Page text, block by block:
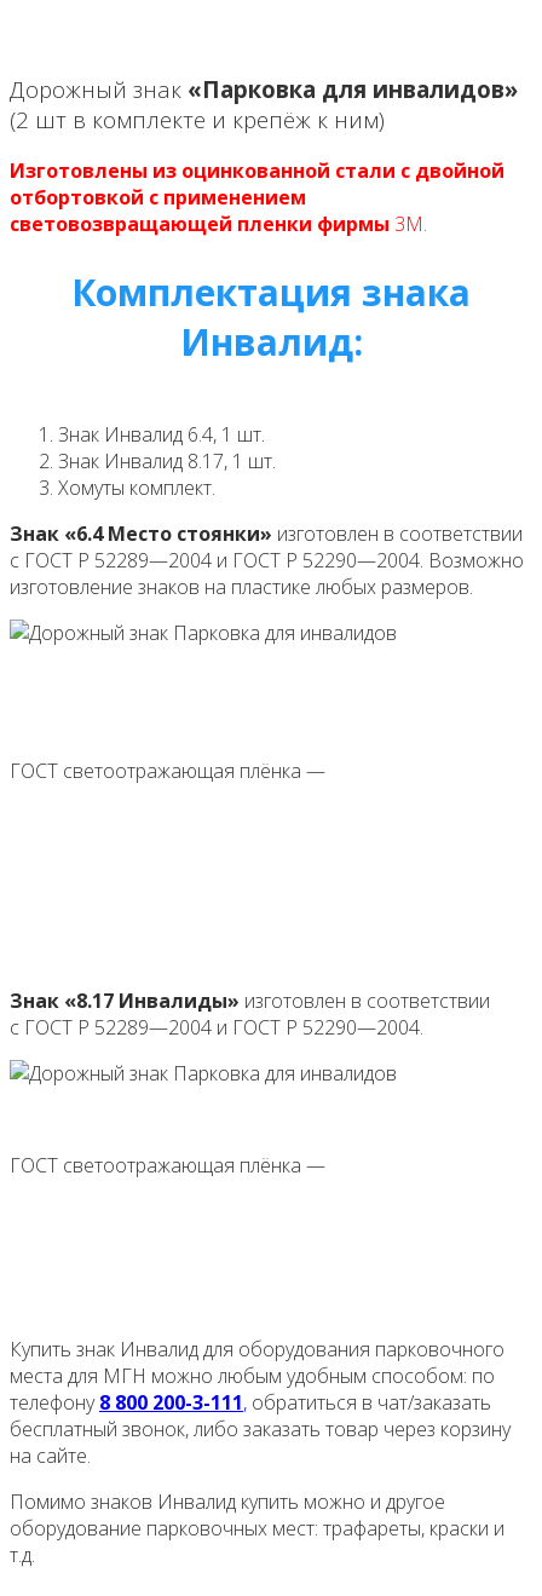
Дорожный знак «Парковка для инвалидов»
(2 шт в комплекте и крепёж к ним)
Изготовлены из оцинкованной стали с двойной
отбортовкой с применением
световозвращающей пленки фирмы 3М.
Комплектация знака
Инвалид:
Знак Инвалид 6.4, 1 шт.
Знак Инвалид 8.17, 1 шт.
Хомуты комплект.
Знак «6.4 Место стоянки» изготовлен в соответствии
с ГОСТ Р 52289—2004 и ГОСТ Р 52290—2004. Возможно
изготовление знаков на пластике любых размеров.
ГОСТ светоотражающая плёнка —
Знак «8.17 Инвалиды» изготовлен в соответствии
с ГОСТ Р 52289—2004 и ГОСТ Р 52290—2004.
ГОСТ светоотражающая плёнка —
Купить знак Инвалид для оборудования парковочного
места для МГН можно любым удобным способом: по
телефону8 800 200-3-111, обратиться в чат/заказать
бесплатный звонок, либо заказать товар через корзину
на сайте.
Помимо знаков Инвалид купить можно и другое
оборудование парковочных мест: трафареты, краски и
т.д.